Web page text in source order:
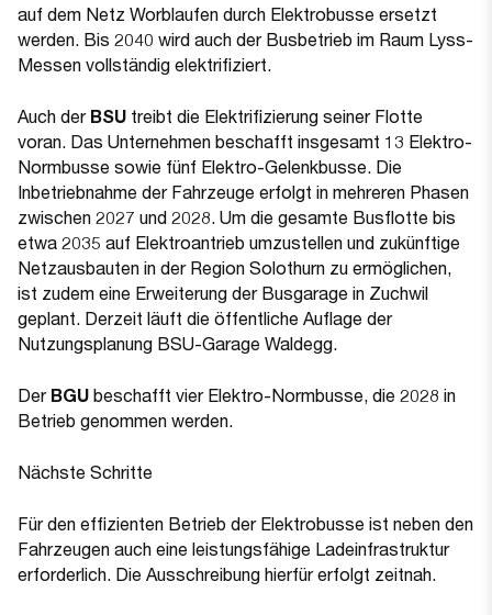
auf dem Netz Worblaufen durch Elektrobusse ersetzt
werden. Bis 2040 wird auch der Busbetrieb im Raum Lyss-
Messen vollständig elektrifiziert.
Auch der BSU treibt die Elektrifizierung seiner Flotte
voran. Das Unternehmen beschafft insgesamt 13 Elektro-
Normbusse sowie fünf Elektro-Gelenkbusse. Die
Inbetriebnahme der Fahrzeuge erfolgt in mehreren Phasen
zwischen 2027 und 2028. Um die gesamte Busflotte bis
etwa 2035 auf Elektroantrieb umzustellen und zukünftige
Netzausbauten in der Region Solothurn zu ermöglichen,
ist zudem eine Erweiterung der Busgarage in Zuchwil
geplant. Derzeit läuft die öffentliche Auflage der
Nutzungsplanung BSU-Garage Waldegg.
Der BGU beschafft vier Elektro-Normbusse, die 2028 in
Betrieb genommen werden.
Nächste Schritte
Für den effizienten Betrieb der Elektrobusse ist neben den
Fahrzeugen auch eine leistungsfähige Ladeinfrastruktur
erforderlich. Die Ausschreibung hierfür erfolgt zeitnah.